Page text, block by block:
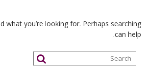
what you’re looking for. Perhaps searching
can help.